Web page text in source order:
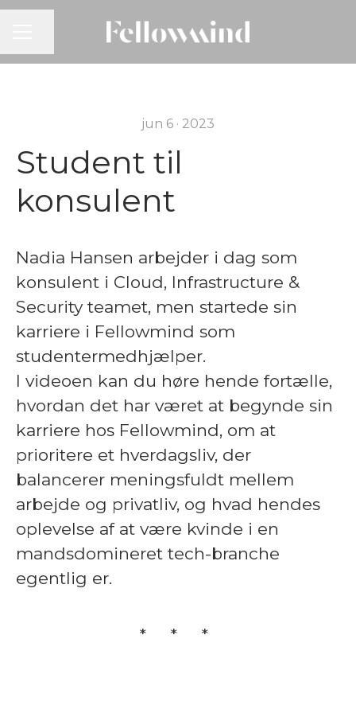
KARRIEREMENU
jun 6 · 2023
Student til
konsulent
Nadia Hansen arbejder i dag som
konsulent i Cloud, Infrastructure &
Security teamet, men startede sin
karriere i Fellowmind som
studentermedhjælper.
I videoen kan du høre hende fortælle,
hvordan det har været at begynde sin
karriere hos Fellowmind, om at
prioritere et hverdagsliv, der
balancerer meningsfuldt mellem
arbejde og privatliv, og hvad hendes
oplevelse af at være kvinde i en
mandsdomineret tech-branche
egentlig er.
* * *